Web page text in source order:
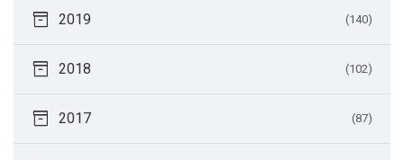
inventory_2 2019 (140)
inventory_2 2018 (102)
inventory_2 2017 (87)